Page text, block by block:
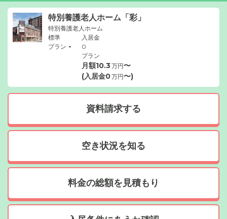
特別養護老人ホーム「彩」
特別養護老人ホーム
標準
プラン -
入居金
0
プラン
月額10.3万円〜
(入居金0万円〜)
資料請求する
空き状況を知る
料金の総額を見積もり